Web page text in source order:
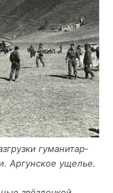
гума­ни­тар­
Аргун­ское уще­лье.